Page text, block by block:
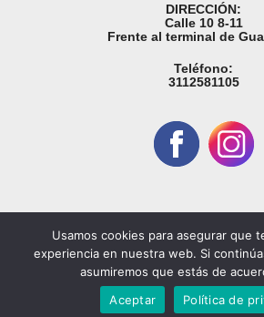
DIRECCIÓN:
Calle 10 8-11
Frente al terminal de
Teléfono:
3112581105
© Publicaton 2026 | Adquiera este servicio Digital
Usamos cookies para asegurar que
experiencia en nuestra web. Si
asumiremos que estás de
Aceptar
Política de